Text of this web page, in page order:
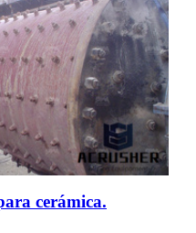
cerámica.